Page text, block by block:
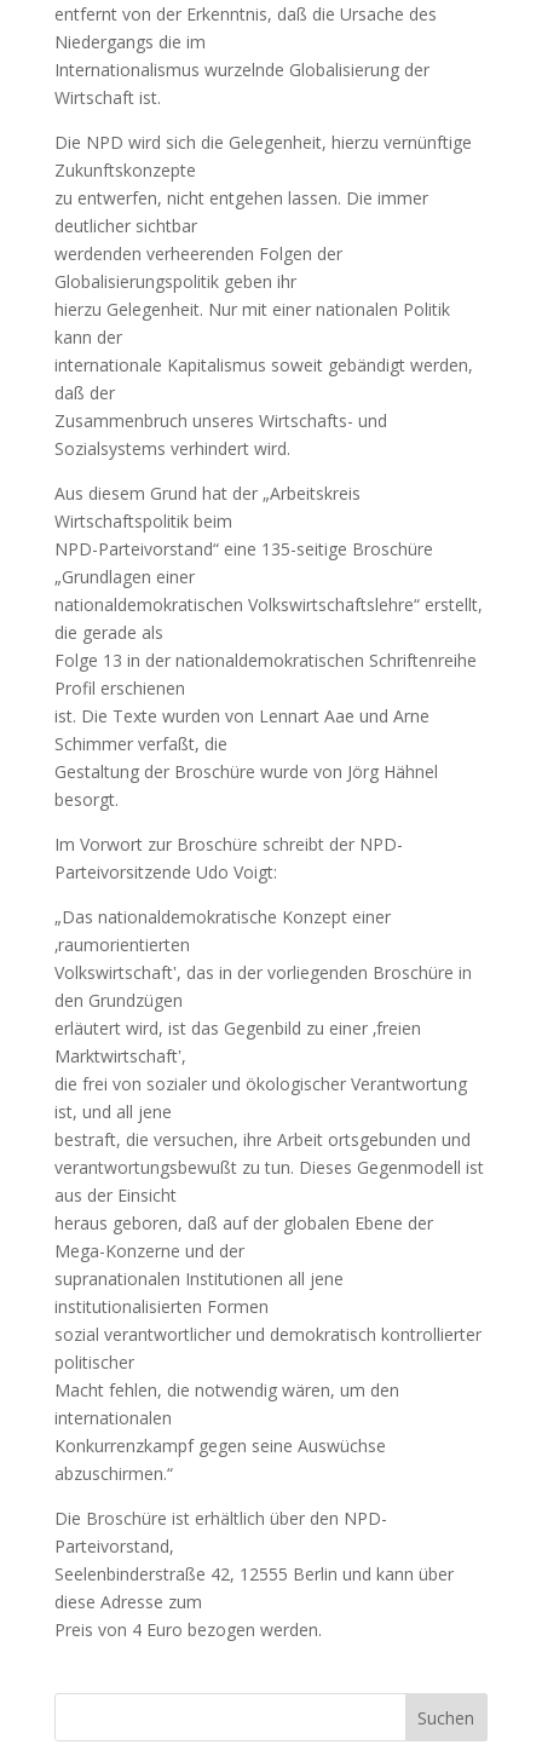
entfernt von der Erkenntnis, daß die Ursache des
Niedergangs die im
Internationalismus wurzelnde Globalisierung der
Wirtschaft ist.
Die NPD wird sich die Gelegenheit, hierzu vernünftige
Zukunftskonzepte
zu entwerfen, nicht entgehen lassen. Die immer
deutlicher sichtbar
werdenden verheerenden Folgen der
Globalisierungspolitik geben ihr
hierzu Gelegenheit. Nur mit einer nationalen Politik
kann der
internationale Kapitalismus soweit gebändigt werden,
daß der
Zusammenbruch unseres Wirtschafts- und
Sozialsystems verhindert wird.
Aus diesem Grund hat der „Arbeitskreis
Wirtschaftspolitik beim
NPD-Parteivorstand“ eine 135-seitige Broschüre
„Grundlagen einer
nationaldemokratischen Volkswirtschaftslehre“ erstellt,
die gerade als
Folge 13 in der nationaldemokratischen Schriftenreihe
Profil erschienen
ist. Die Texte wurden von Lennart Aae und Arne
Schimmer verfaßt, die
Gestaltung der Broschüre wurde von Jörg Hähnel
besorgt.
Im Vorwort zur Broschüre schreibt der NPD-
Parteivorsitzende Udo Voigt:
„Das nationaldemokratische Konzept einer
‚raumorientierten
Volkswirtschaft‛, das in der vorliegenden Broschüre in
den Grundzügen
erläutert wird, ist das Gegenbild zu einer ‚freien
Marktwirtschaft‛,
die frei von sozialer und ökologischer Verantwortung
ist, und all jene
bestraft, die versuchen, ihre Arbeit ortsgebunden und
verantwortungsbewußt zu tun. Dieses Gegenmodell ist
aus der Einsicht
heraus geboren, daß auf der globalen Ebene der
Mega-Konzerne und der
supranationalen Institutionen all jene
institutionalisierten Formen
sozial verantwortlicher und demokratisch kontrollierter
politischer
Macht fehlen, die notwendig wären, um den
internationalen
Konkurrenzkampf gegen seine Auswüchse
abzuschirmen.“
Die Broschüre ist erhältlich über den NPD-
Parteivorstand,
Seelenbinderstraße 42, 12555 Berlin und kann über
diese Adresse zum
Preis von 4 Euro bezogen werden.